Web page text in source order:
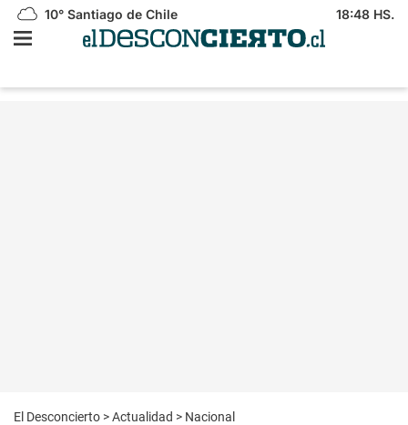
10° Santiago de Chile 18:48 HS.
El Desconcierto >Actualidad > Nacional